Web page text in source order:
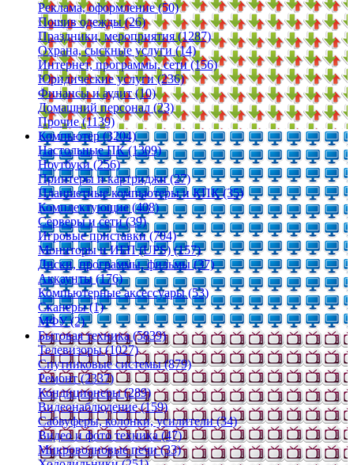
Реклама, оформление (50)
Пошив одежды (26)
Праздники, мероприятия (1287)
Охрана, сыскные услуги (14)
Интернет, программы, сети (156)
Юридические услуги (236)
Финансы и аудит (10)
Домашний персонал (23)
Прочие (1139)
Компьютер (3204)
Настольные ПК (1309)
Ноутбуки (256)
Принтеры и картриджи (27)
Планшетные компьютеры и КПК (35)
Комплектующие (408)
Серверы и сети (39)
Игровые приставки (704)
Мониторы и ИБП (UPS) (157)
Диски, программы, фильмы (37)
Аккаунты (176)
Компьютерные аксессуары (53)
Сканеры (1)
МФУ (2)
Бытовая техника (5839)
Телевизоры (1027)
Спутниковые системы (879)
Ремонт (2337)
Кондиционеры (289)
Видеонаблюдение (159)
Сабвуферы, колонки, усилители (34)
Видео и фото техника (47)
Микроволновые печи (33)